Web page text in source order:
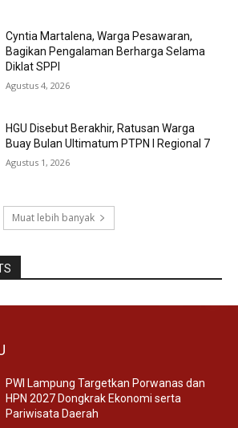
Cyntia Martalena, Warga Pesawaran,
Bagikan Pengalaman Berharga Selama
Diklat SPPI
Agustus 4, 2026
HGU Disebut Berakhir, Ratusan Warga
Buay Bulan Ultimatum PTPN I Regional 7
Agustus 1, 2026
Muat lebih banyak
PWI Lampung Targetkan Porwanas dan
HPN 2027 Dongkrak Ekonomi serta
Pariwisata Daerah